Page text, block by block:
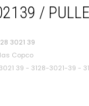
/
3021 39
Copco
39 - 3128-3021-39 -